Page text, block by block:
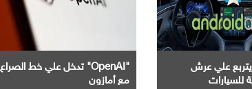
يتربع علي عرش
للسيارات
"OpenAI" تدخل علي خط الصراع
مع أمازون